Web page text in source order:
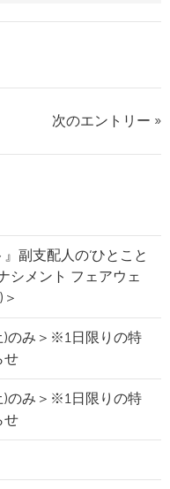
次のエントリー »
副支配人の‘ひとこと
シメント フェアウェ
)のみ＞※1日限りの特
せ
)のみ＞※1日限りの特
せ